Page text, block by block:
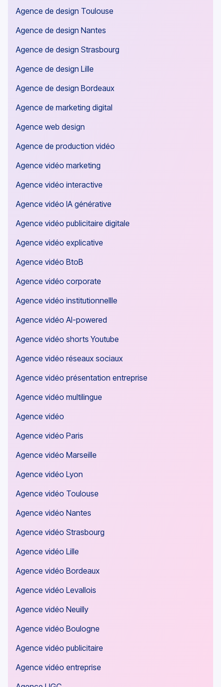
Agence de design Toulouse
Agence de design Nantes
Agence de design Strasbourg
Agence de design Lille
Agence de design Bordeaux
Agence de marketing digital
Agence web design
Agence de production vidéo
Agence vidéo marketing
Agence vidéo interactive
Agence vidéo IA générative
Agence vidéo publicitaire digitale
Agence vidéo explicative
Agence vidéo BtoB
Agence vidéo corporate
Agence vidéo institutionnellle
Agence vidéo AI-powered
Agence vidéo shorts Youtube
Agence vidéo réseaux sociaux
Agence vidéo présentation entreprise
Agence vidéo multilingue
Agence vidéo
Agence vidéo Paris
Agence vidéo Marseille
Agence vidéo Lyon
Agence vidéo Toulouse
Agence vidéo Nantes
Agence vidéo Strasbourg
Agence vidéo Lille
Agence vidéo Bordeaux
Agence vidéo Levallois
Agence vidéo Neuilly
Agence vidéo Boulogne
Agence vidéo publicitaire
Agence vidéo entreprise